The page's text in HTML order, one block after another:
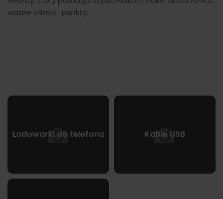
ważne sklepy i punkty...
Ładowarki do telefonu Kable USB